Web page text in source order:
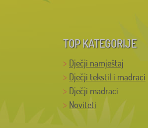
TOP KATEGORIJE
Dječji namještaj
Dječji tekstil i madraci
Dječji madraci
Noviteti